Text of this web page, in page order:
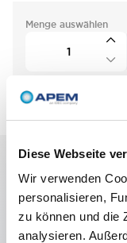
Diese Webseite
Wir verwenden
personalisieren,
zu können und die
analysieren.
Menge auswählen
Hauptmerkmale
LED-Farbe:Rot